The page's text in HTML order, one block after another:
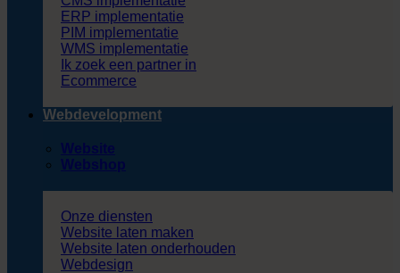
ERP implementatie
PIM implementatie
WMS implementatie
Ik zoek een partner in
Ecommerce
Webdevelopment
Website
Webshop
Onze diensten
Website laten maken
Website laten onderhouden
Webdesign